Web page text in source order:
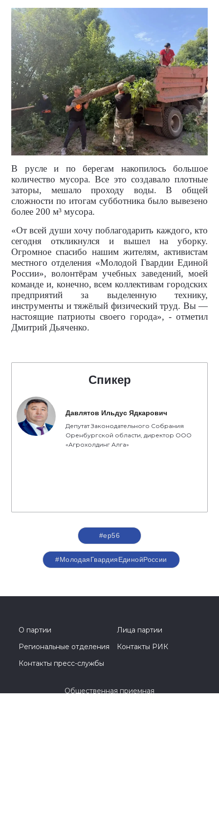
В русле и по берегам накопилось большое
количество мусора. Все это создавало плотные
заторы, мешало проходу воды. В общей
сложности по итогам субботника было вывезено
более 200 м³ мусора.
«От всей души хочу поблагодарить каждого, кто
сегодня откликнулся и вышел на уборку.
Огромное спасибо нашим жителям, активистам
местного отделения «Молодой Гвардии Единой
России», волонтёрам учебных заведений, моей
команде и, конечно, всем коллективам городских
предприятий за выделенную технику,
инструменты и тяжёлый физический труд. Вы —
настоящие патриоты своего города», - отметил
Дмитрий Дьяченко.
Спикер
Давлятов Ильдус Ядкарович
Депутат Законодательного Собрания
Оренбургской области, директор ООО
«Агрохолдинг Алга»
#ер56
#МолодаяГвардияЕдинойРоссии
О партии
Лица партии
Региональные отделения
Контакты РИК
Контакты пресс-службы
Общественная приемная